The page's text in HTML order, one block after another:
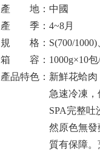
產 地：中國
產 季：4~8月
規 格：S(700/1000)
箱 容：1000g×10包
產品特色：新鮮花蛤
急速冷凍
SPA完整吐
然原色無
質有保障